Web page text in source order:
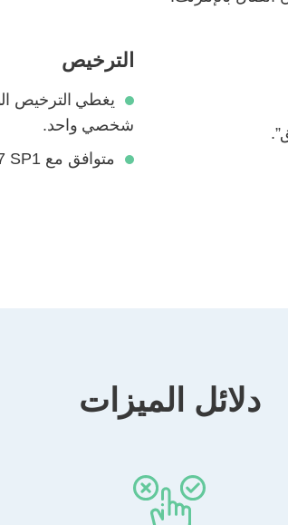
الترخيص
يغطي الترخيص
شخصي واحد.
متوافق مع Windows 7 SP1 والإصدارات الأحدث.
دلائل الميزات